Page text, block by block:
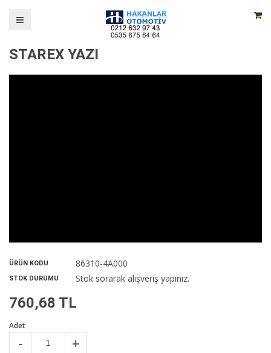
STAREX YAZI
ÜRÜN KODU 86310-4A000
STOK DURUMU Stok sorarak alışveriş yapınız.
760,68 TL
Adet
- +